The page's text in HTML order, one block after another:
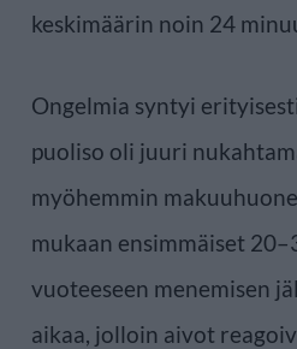
keskimäärin noin 24
Ongelmia syntyi
puoliso oli juuri
myöhemmin
mukaan ensimmäiset
vuoteeseen menemisen
aikaa, jolloin aivot